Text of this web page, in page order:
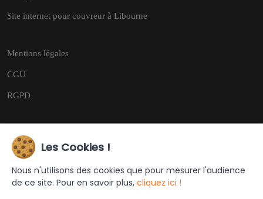
Site internet pour couvreur à Libourne
Mentions légales
CGU
RGPD
Copyright © 2026
Ce site a été créé et est géré par Turing Web
Les Cookies !
Nous n'utilisons des cookies que pour mesurer l'audience
de ce site. Pour en savoir plus, cliquez ici !